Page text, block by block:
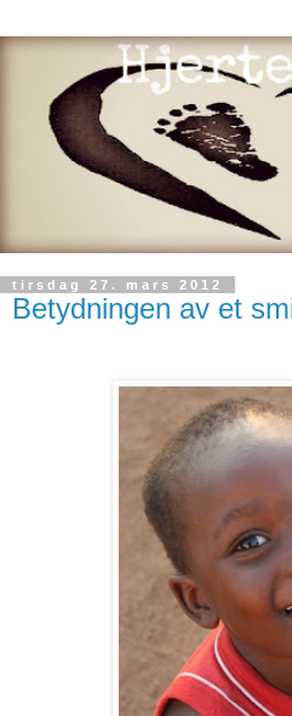
tirsdag 27. mars 2012
Betydningen av et